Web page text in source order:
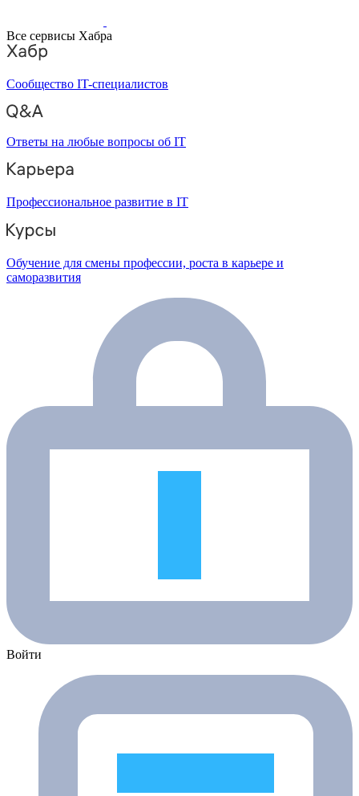
Все сервисы Хабра
Сообщество IT-специалистов
Ответы на любые вопросы об IT
Профессиональное развитие в IT
Обучение для смены профессии, роста в карьере и
саморазвития
Войти